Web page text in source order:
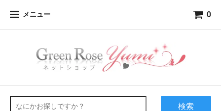
メニュー 0
検索